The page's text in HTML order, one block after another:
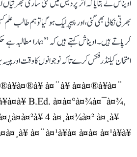
اویناش نے بتایا کہ اتر پردیش میں کئی ساری بھرتیاں
بھرتی نکالی بھی گئی، اور پیپر لیک ہو گیا تو ہم طالب
کر پاتے ہیں۔ اویناش کہتے ہیں کہ ’’ہمارا مطالبہ
امتحان کیلنڈر فکس کرے تاکہ نوجوانوں کا وقت اور پیسہ
à¤¨à¥ à¤à¤®à¥à¤¨
B.Ed. à¤à¤°à¤¾à¤¯à¤¾,
4 à¤¸à¤¾à¤² à¤¸à¥
à¤¨à¤¹à¥à¤ à¤à¤ à¤¹à¥à¥